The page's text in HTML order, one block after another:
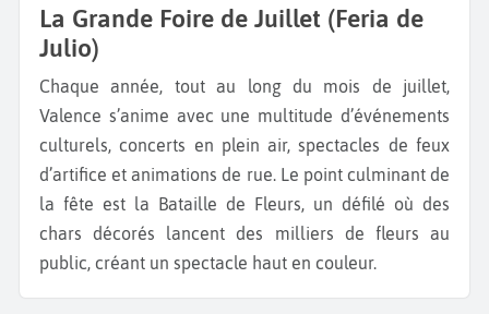
La Grande Foire de Juillet (Feria de
Julio)
Chaque année, tout au long du mois de juillet,
Valence s’anime avec une multitude d’événements
culturels, concerts en plein air, spectacles de feux
d’artifice et animations de rue. Le point culminant de
la fête est la Bataille de Fleurs, un défilé où des
chars décorés lancent des milliers de fleurs au
public, créant un spectacle haut en couleur.